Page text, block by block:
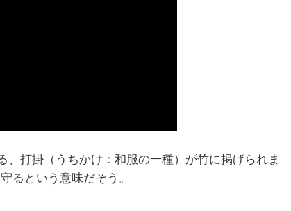
打掛（うちかけ：和服の一種）が竹に掲げられま
るという意味だそう。